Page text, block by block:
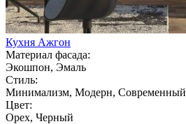
Кухня Ажгон
Материал фасада:
Экошпон, Эмаль
Стиль:
Минимализм, Модерн, Современный
Цвет:
Орех, Черный